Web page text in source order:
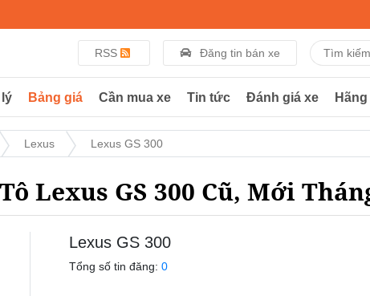
RSS Đăng tin bán xe
Bảng giá Cần mua xe Tin tức Đánh giá xe
Lexus Lexus GS 300
Lexus GS 300 Cũ, Mới
Lexus GS 300
Tổng số tin đăng: 0